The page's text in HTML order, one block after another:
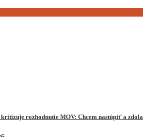
rozhodnutie MOV: Chcem nastúpiť a